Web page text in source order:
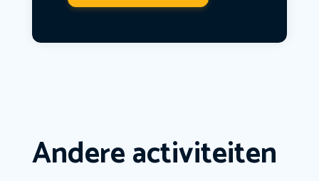
Andere activiteiten